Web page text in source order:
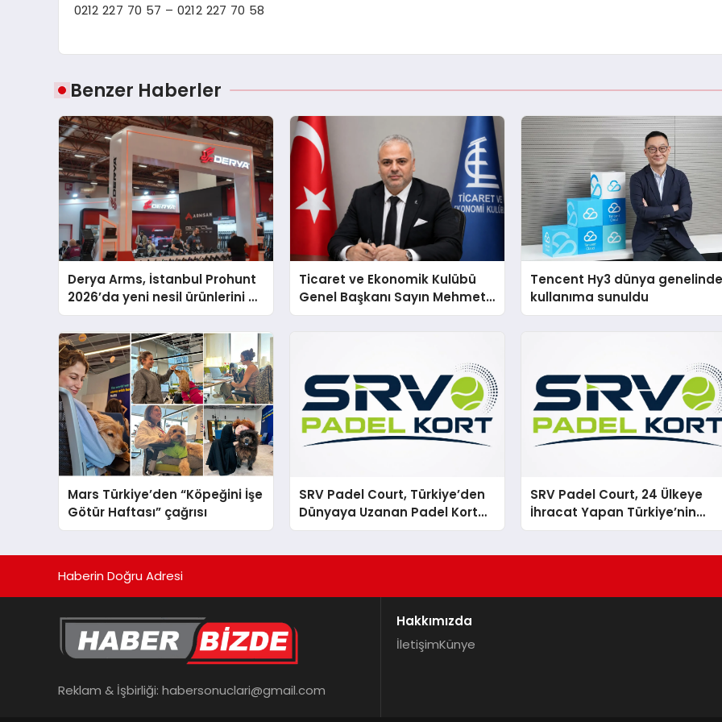
0212 227 70 57 – 0212 227 70 58
Benzer Haberler
Derya Arms, İstanbul Prohunt
2026’da yeni nesil ürünlerini ve
global marka vizyonunu
sergiledi
Ticaret ve Ekonomik Kulübü
Genel Başkanı Sayın Mehmet
Ulutaş, ekonomiye dair yaptığı
Tencent Hy3 dünya
kullanıma sunuldu
Mars Türkiye’den “Köpeğini İşe
Götür Haftası” çağrısı
SRV Padel Court, Türkiye’den
Dünyaya Uzanan Padel Kort
Üretiminde Güvenin Adresi
SRV Padel Court, 24 Ülkeye
İhracat Yapan Türkiye’nin
Padel Kortu Üretim Gücü
Haberin Doğru Adresi
Reklam & İşbirliği: habersonuclari@gmail.com
Hakkımızda
İletişimKünye